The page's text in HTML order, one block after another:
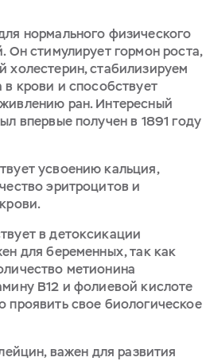
нормального физического
Он стимулирует гормон роста,
холестерин, стабилизируем
в крови и способствует
ран. Интересный
впервые получен в 1891 году
усвоению кальция,
эритроцитов и
в детоксикации
для беременных, так как
метионина
В12 и фолиевой кислоте
проявить свое биологическое
важен для развития